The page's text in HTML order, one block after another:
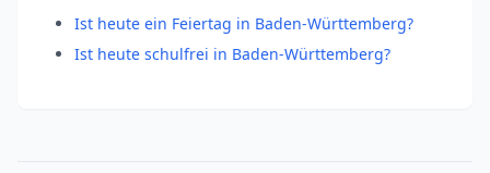
Ist heute ein Feiertag in Baden-Württemberg?
Ist heute schulfrei in Baden-Württemberg?